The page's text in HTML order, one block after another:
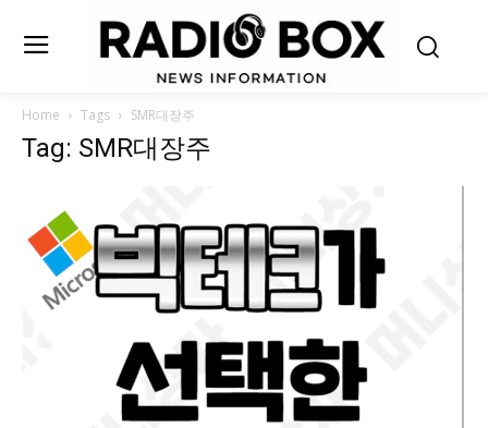
Home Tags SMR대장주
Tag: SMR대장주